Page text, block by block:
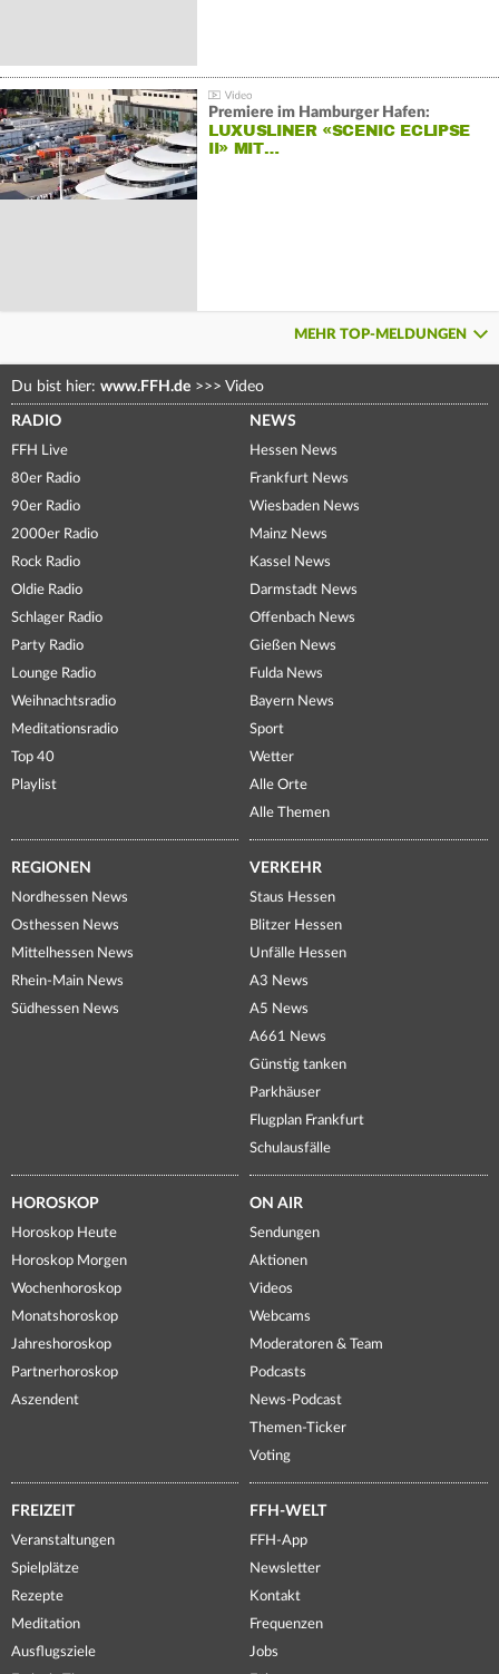
Premiere im Hamburger Hafen:
LUXUSLINER «SCENIC ECLIPSE
II» MIT…
MEHR TOP-MELDUNGEN
Du bist hier: www.FFH.de >>> Video
RADIO
FFH Live
80er Radio
90er Radio
2000er Radio
Rock Radio
Oldie Radio
Schlager Radio
Party Radio
Lounge Radio
Weihnachtsradio
Meditationsradio
Top 40
Playlist
NEWS
Hessen News
Frankfurt News
Wiesbaden News
Mainz News
Kassel News
Darmstadt News
Offenbach News
Gießen News
Fulda News
Bayern News
Sport
Wetter
Alle Orte
Alle Themen
REGIONEN
Nordhessen News
Osthessen News
Mittelhessen News
Rhein-Main News
Südhessen News
VERKEHR
Staus Hessen
Blitzer Hessen
Unfälle Hessen
A3 News
A5 News
A661 News
Günstig tanken
Parkhäuser
Flugplan Frankfurt
Schulausfälle
HOROSKOP
Horoskop Heute
Horoskop Morgen
Wochenhoroskop
Monatshoroskop
Jahreshoroskop
Partnerhoroskop
Aszendent
ON AIR
Sendungen
Aktionen
Videos
Webcams
Moderatoren & Team
Podcasts
News-Podcast
Themen-Ticker
Voting
FREIZEIT
Veranstaltungen
Spielplätze
Rezepte
Meditation
Ausflugsziele
FFH-WELT
FFH-App
Newsletter
Kontakt
Frequenzen
Jobs